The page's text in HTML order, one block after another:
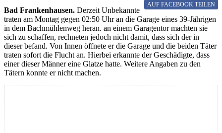
AUF FACEBOOK TEILEN
Bad Frankenhausen. Derzeit Unbekannte
traten am Montag gegen 02:50 Uhr an die Garage eines 39-Jährigen
in dem Bachmühlenweg heran. an einem Garagentor machten sie
sich zu schaffen, rechneten jedoch nicht damit, dass sich der in
dieser befand. Von Innen öffnete er die Garage und die beiden Täter
traten sofort die Flucht an. Hierbei erkannte der Geschädigte, dass
einer dieser Männer eine Glatze hatte. Weitere Angaben zu den
Tätern konnte er nicht machen.